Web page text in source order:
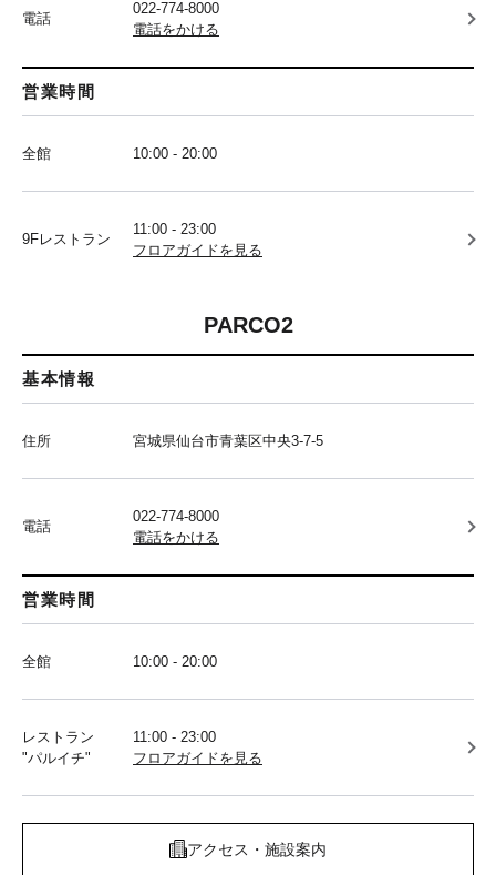
電話
022-774-8000
電話をかける
営業時間
全館 10:00 - 20:00
9Fレストラン
11:00 - 23:00
フロアガイドを見る
PARCO2
基本情報
住所 宮城県仙台市青葉区中央3-7-5
電話
022-774-8000
電話をかける
営業時間
全館 10:00 - 20:00
レストラン
"パルイチ"
11:00 - 23:00
フロアガイドを見る
アクセス・施設案内